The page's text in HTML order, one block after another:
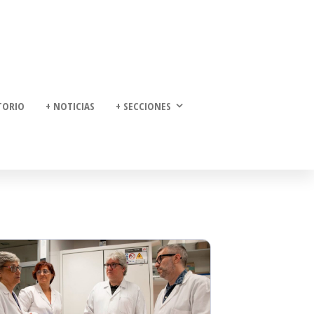
+ NOTICIAS + SECCIONES